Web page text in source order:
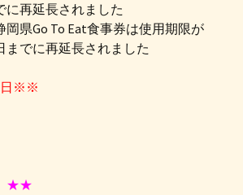
に再延長されました
県Go To Eat食事券は使用期限が
までに再延長されました
日※※
★★